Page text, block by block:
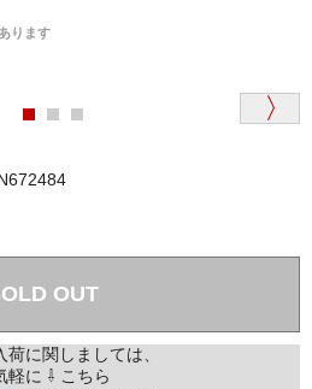
ります
OUT
荷に関しましては、
軽に ⇩ こちら